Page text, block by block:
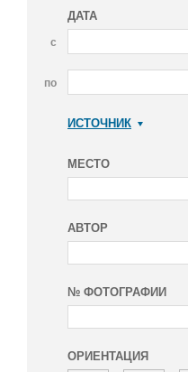
ДАТА
с
по
ИСТОЧНИК
МЕСТО
АВТОР
№ ФОТОГРАФИИ
ОРИЕНТАЦИЯ